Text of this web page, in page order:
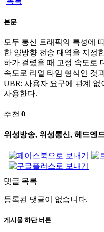
본문
모두 통신 트래픽의 특성에
한 양방향 전송 대역을 지정
하가 걸렸을 때 고정 속도로
속도로 리얼 타임 형식인 것
UBR: 사용자 요구에 관계 없
사용한다.
추천 0
위성방송, 위성통신, 헤드엔
댓글 목록
등록된 댓글이 없습니다.
게시물 하단 버튼